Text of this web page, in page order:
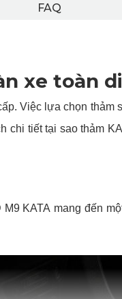
FAQ
xe toàn
Việc lựa chọn thảm
chi tiết tại sao thảm
KATA mang đến